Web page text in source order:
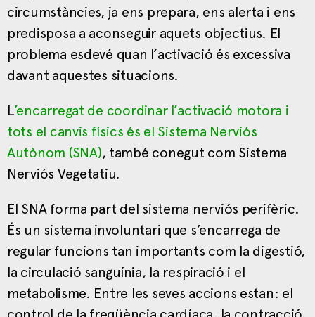
circumstàncies, ja ens prepara, ens alerta i ens
predisposa a aconseguir aquets objectius. El
problema esdevé quan l’activació és excessiva
davant aquestes situacions.
L’encarregat de coordinar l’activació motora i
tots el canvis físics és el Sistema Nerviós
Autònom (SNA), també conegut com Sistema
Nerviós Vegetatiu.
El SNA forma part del sistema nerviós perifèric.
És un sistema involuntari que s’encarrega de
regular funcions tan importants com la digestió,
la circulació sanguínia, la respiració i el
metabolisme. Entre les seves accions estan: el